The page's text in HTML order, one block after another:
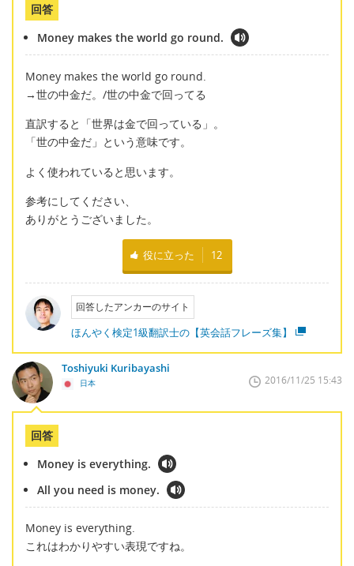
回答
Money makes the world go round.
Money makes the world go round.
→世の中金だ。/世の中金で回ってる
直訳すると「世界は金で回っている」。
「世の中金だ」という意味です。
よく使われていると思います。
参考にしてください、
ありがとうございました。
役に立った 12
回答したアンカーのサイト
ほんやく検定1級翻訳士の【英会話フレーズ集】
Toshiyuki Kuribayashi
日本 2016/11/25 15:43
回答
Money is everything.
All you need is money.
Money is everything.
これはわかりやすい表現ですね。